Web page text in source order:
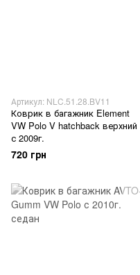
Артикул: NLC.51.28.BV11
Коврик в багажник Element
VW Polo V hatchback верхний
с 2009г.
720 грн